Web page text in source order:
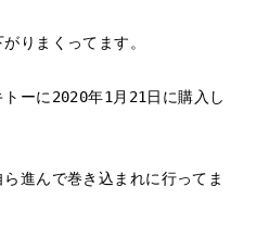
りまくってます。
ーに2020年1月21日に購入し
進んで巻き込まれに行ってま